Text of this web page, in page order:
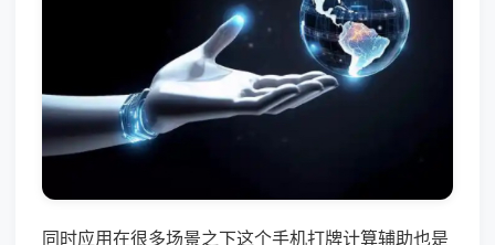
同时应用在很多场景之下这个手机打牌计算辅助也是